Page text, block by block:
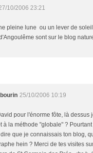
10/2006 23:21
pleine lune ou un lever de
sont sur le blog
25/10/2006 10:19
pour l'énorme fôte, là dessus
à la méthode "globale" ?
que je connaissais ton blog,
hein ? Merci de tes visites